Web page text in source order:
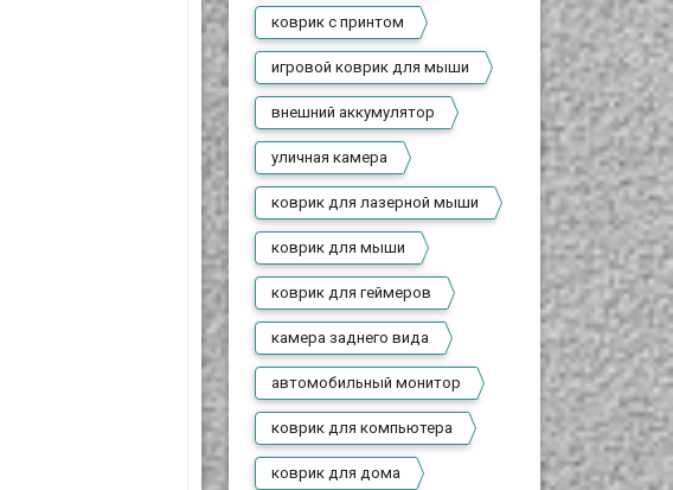
коврик с принтом
игровой коврик для мыши
внешний аккумулятор
уличная камера
коврик для лазерной мыши
коврик для мыши
коврик для геймеров
камера заднего вида
автомобильный монитор
коврик для компьютера
коврик для дома